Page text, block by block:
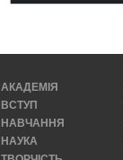
АКАДЕМІЯ
ВСТУП
НАВЧАННЯ
НАУКА